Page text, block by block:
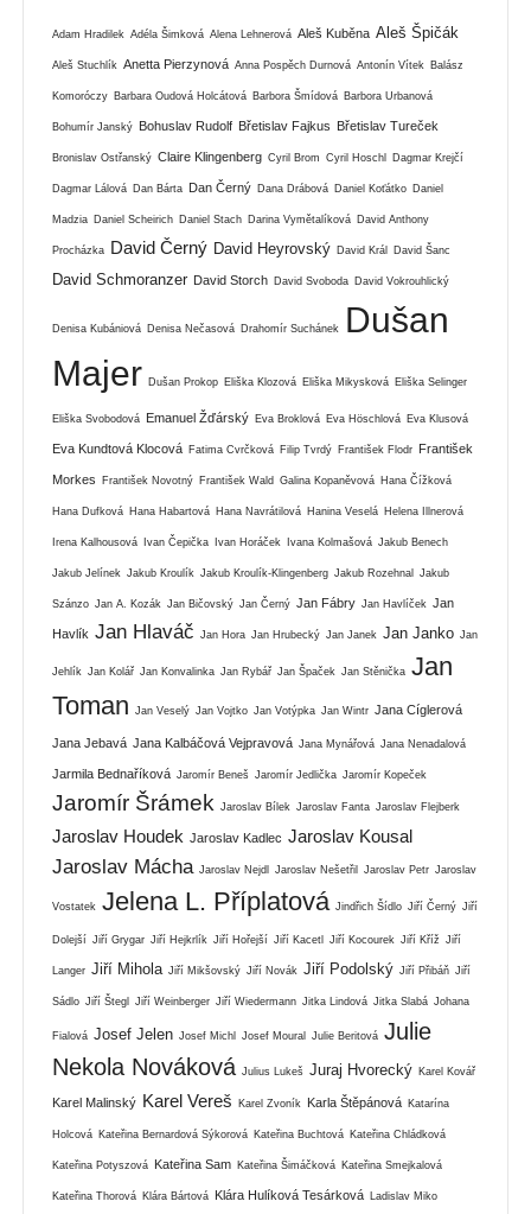
Adam Hradilek Adéla Šimková Alena Lehnerová Aleš Kuběna Aleš Špičák
Aleš Stuchlík Anetta Pierzynová Anna Pospěch Durnová Antonín Vítek Balász
Komoróczy Barbara Oudová Holcátová Barbora Šmídová Barbora Urbanová
Bohumír Janský Bohuslav Rudolf Břetislav Fajkus Břetislav Tureček
Bronislav Ostřanský Claire Klingenberg Cyril Brom Cyril Hoschl Dagmar Krejčí
Dagmar Lálová Dan Bárta Dan Černý Dana Drábová Daniel Koťátko Daniel
Madzia Daniel Scheirich Daniel Stach Darina Vymětalíková David Anthony
Procházka David Černý David Heyrovský David Král David Šanc
David Schmoranzer David Storch David Svoboda David Vokrouhlický
Denisa Kubániová Denisa Nečasová Drahomír Suchánek
Dušan
Majer Dušan Prokop Eliška Klozová Eliška Mikysková Eliška Selinger
Eliška Svobodová Emanuel Žďárský Eva Broklová Eva Höschlová Eva Klusová
Eva Kundtová Klocová Fatima Cvrčková Filip Tvrdý František Flodr František
Morkes František Novotný František Wald Galina Kopaněvová Hana Čížková
Hana Dufková Hana Habartová Hana Navrátilová Hanina Veselá Helena Illnerová
Irena Kalhousová Ivan Čepička Ivan Horáček Ivana Kolmašová Jakub Benech
Jakub Jelínek Jakub Kroulík Jakub Kroulík-Klingenberg Jakub Rozehnal Jakub
Szánzo Jan A. Kozák Jan Bičovský Jan Černý Jan Fábry Jan Havlíček Jan
Havlík Jan Hlaváč Jan Hora Jan Hrubecký Jan Janek Jan Janko Jan
Jehlík Jan Kolář Jan Konvalinka Jan Rybář Jan Špaček Jan Stěnička Jan
Toman
Jan Veselý Jan Vojtko Jan Votýpka Jan Wintr Jana Cíglerová
Jana Jebavá Jana Kalbáčová Vejpravová Jana Mynářová Jana Nenadalová
Jarmila Bednaříková Jaromír Beneš Jaromír Jedlička Jaromír Kopeček
Jaromír Šrámek Jaroslav Bílek Jaroslav Fanta Jaroslav Flejberk
Jaroslav Houdek Jaroslav Kadlec Jaroslav Kousal
Jaroslav Mácha Jaroslav Nejdl Jaroslav Nešetřil Jaroslav Petr Jaroslav
Vostatek Jelena L. Příplatová Jindřich Šídlo Jiří Černý Jiří
Dolejší Jiří Grygar Jiří Hejkrlík Jiří Hořejší Jiří Kacetl Jiří Kocourek Jiří Kříž Jiří
Langer Jiří Mihola Jiří Mikšovský Jiří Novák Jiří Podolský Jiří Přibáň Jiří
Sádlo Jiří Štegl Jiří Weinberger Jiří Wiedermann Jitka Lindová Jitka Slabá Johana
Fialová Josef Jelen Josef Michl Josef Moural Julie Beritová Julie
Nekola Nováková Julius Lukeš Juraj Hvorecký Karel Kovář
Karel Malinský Karel Vereš Karel Zvoník Karla Štěpánová Katarína
Holcová Kateřina Bernardová Sýkorová Kateřina Buchtová Kateřina Chládková
Kateřina Potyszová Kateřina Sam Kateřina Šimáčková Kateřina Smejkalová
Kateřina Thorová Klára Bártová Klára Hulíková Tesárková Ladislav Miko